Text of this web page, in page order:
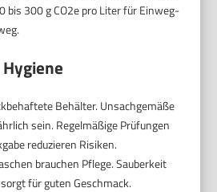
bis 300 g CO2e pro Liter für Einweg-
Behälter. Unsachgemäße
sein. Regelmäßige Prüfungen
reduzieren Risiken.
brauchen Pflege. Sauberkeit
für guten Geschmack.